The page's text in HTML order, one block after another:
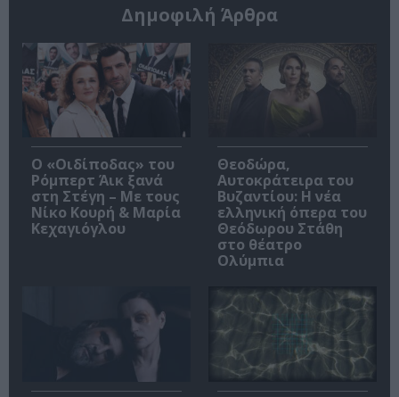
Δημοφιλή Άρθρα
O «Οιδίποδας» του
Ρόμπερτ Άικ ξανά
στη Στέγη – Με τους
Νίκο Κουρή & Μαρία
Κεχαγιόγλου
Θεοδώρα,
Αυτοκράτειρα του
Βυζαντίου: Η νέα
ελληνική όπερα του
Θεόδωρου Στάθη
στο θέατρο
Ολύμπια